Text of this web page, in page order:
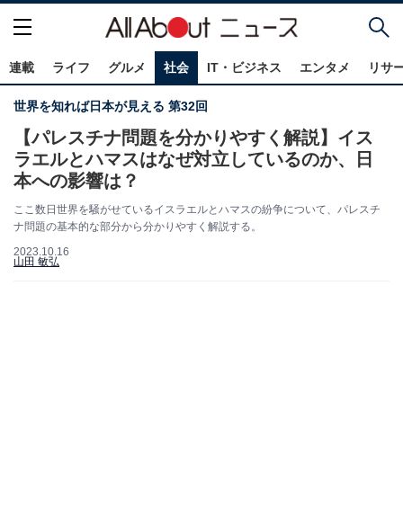
連載 ライフ グルメ 社会 IT・ビジネス エンタメ リサ
世界を知れば日本が見える 第32回
【パレスチナ問題を分かりやすく解説】イス
ラエルとハマスはなぜ対立しているのか、日
本への影響は？
ここ数日世界を騒がせているイスラエルとハマスの紛争について、パレスチ
ナ問題の基本的な部分から分かりやすく解説する。
2023.10.16
山田 敏弘